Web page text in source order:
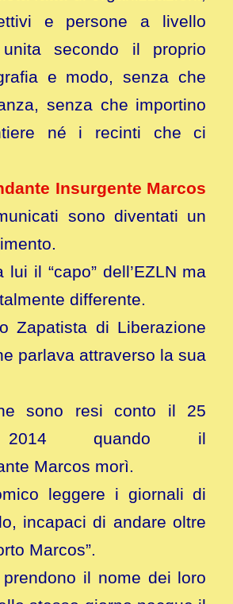
e persone a livello
unita secondo il proprio
e modo, senza che
senza che importino
né i recinti che ci
Insurgente Marcos
sono diventati un
lui il “capo” dell’EZLN ma
differente.
Zapatista di Liberazione
parlava attraverso la sua
sono resi conto il 25
2014 quando il
Marcos morì.
leggere i giornali di
incapaci di andare oltre
Marcos”.
il nome dei loro